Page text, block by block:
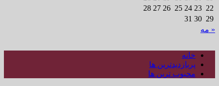
22
23
24
25
26
27
28
29
30
31
« مه
خانه
پربازدیدترین ها
محبوب ترین ها